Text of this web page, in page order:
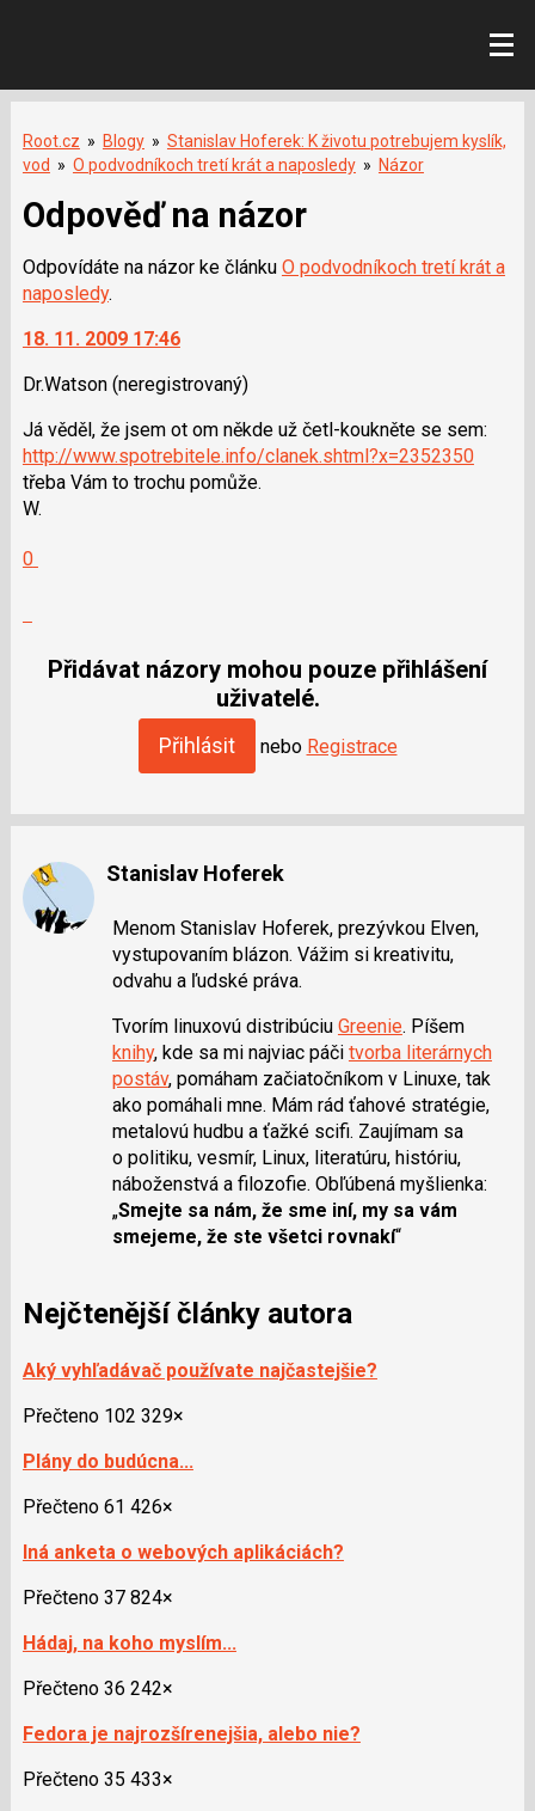
Root.cz » Blogy » Stanislav Hoferek: K životu potrebujem kyslík,
vod » O podvodníkoch tretí krát a naposledy » Názor
Odpověď na názor
Odpovídáte na názor ke článku O podvodníkoch tretí krát a
naposledy.
18. 11. 2009 17:46
Dr.Watson (neregistrovaný)
Já věděl, že jsem ot om někde už četl-koukněte se sem:
http://www.spotrebitele.info/clanek.shtml?x=2352350
třeba Vám to trochu pomůže.
W.
0
jako
Přidávat názory mohou pouze přihlášení
uživatelé.
Přihlásit nebo Registrace
Stanislav Hoferek
Menom Stanislav Hoferek, prezývkou Elven,
vystupovaním blázon. Vážim si kreativitu,
odvahu a ľudské práva.
Tvorím linuxovú distribúciu Greenie. Píšem
knihy, kde sa mi najviac páči tvorba literárnych
postáv, pomáham začiatočníkom v Linuxe, tak
ako pomáhali mne. Mám rád ťahové stratégie,
metalovú hudbu a ťažké scifi. Zaujímam sa
o politiku, vesmír, Linux, literatúru, históriu,
náboženstvá a filozofie. Obľúbená myšlienka:
„Smejte sa nám, že sme iní, my sa vám
smejeme, že ste všetci rovnakí“
Nejčtenější články autora
Aký vyhľadávač používate najčastejšie?
Přečteno 102 329×
Plány do budúcna...
Přečteno 61 426×
Iná anketa o webových aplikáciách?
Přečteno 37 824×
Hádaj, na koho myslím...
Přečteno 36 242×
Fedora je najrozšírenejšia, alebo nie?
Přečteno 35 433×